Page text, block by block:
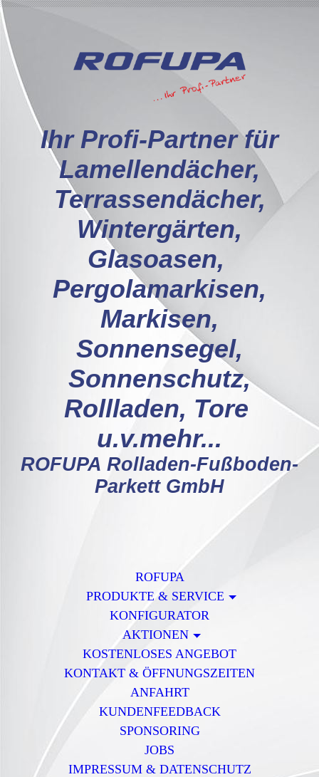
Ihr Profi-Partner für
Lamellendächer,
Terrassendächer,
Wintergärten,
Glasoasen,
Pergolamarkisen,
Markisen,
Sonnensegel,
Sonnenschutz,
Rollladen, Tore
u.v.mehr...
ROFUPA Rolladen-Fußboden-
Parkett GmbH
ROFUPA
PRODUKTE & SERVICE
KONFIGURATOR
AKTIONEN
KOSTENLOSES ANGEBOT
KONTAKT & ÖFFNUNGSZEITEN
ANFAHRT
KUNDENFEEDBACK
SPONSORING
JOBS
IMPRESSUM & DATENSCHUTZ